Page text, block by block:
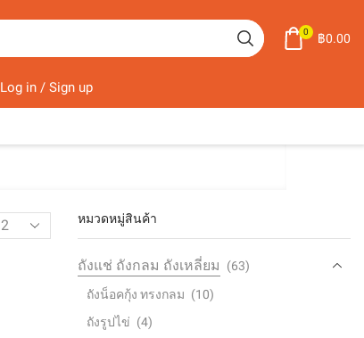
0 ฿0.00
Log in / Sign up
หมวดหมู่สินค้า
ถังแช่ ถังกลม ถังเหลี่ยม
(63)
ถังน็อคกุ้ง ทรงกลม (10)
ถังรูปไข่ (4)